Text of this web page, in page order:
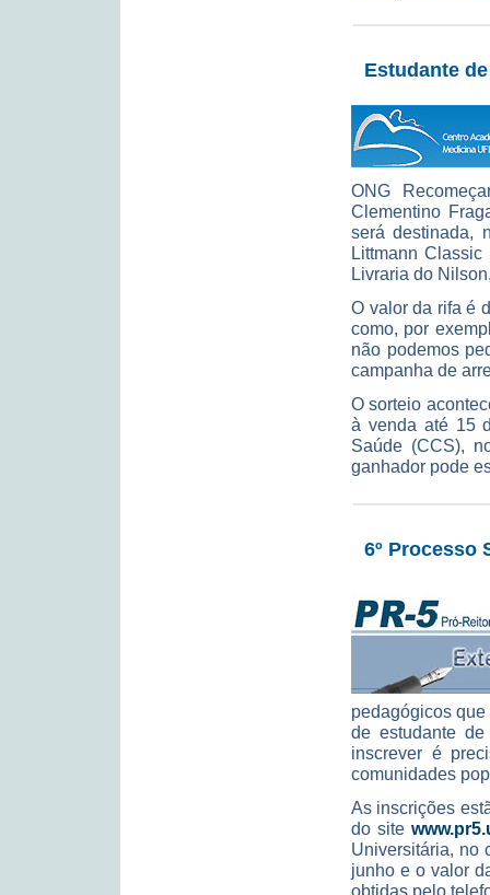
Estudante
ONG
Clementino
será destinada,
Littmann
Livraria do
O valor da rifa é
como, por
não podemos
campanha de
O sorteio
à venda até 15
Saúde (CCS),
ganhador pode
6º Processo
pedagógicos
de estudante
inscrever é
comunidades
As inscrições
do site
Universitária, no
junho e o valor
obtidas pelo